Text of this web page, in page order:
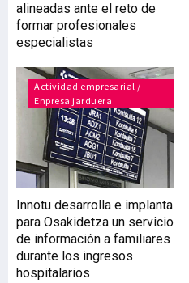
alineadas ante el reto de
formar profesionales
especialistas
Actividad empresarial /
Enpresa jarduera
Innotu desarrolla e implanta
para Osakidetza un servicio
de información a familiares
durante los ingresos
hospitalarios